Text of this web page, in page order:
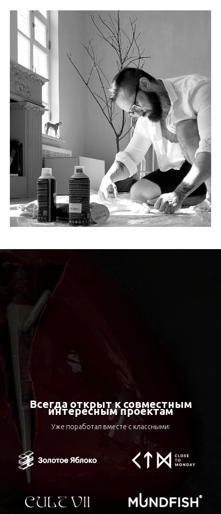
Всегда открыт к совместным
интересным проектам
Уже поработал вместе c классными: